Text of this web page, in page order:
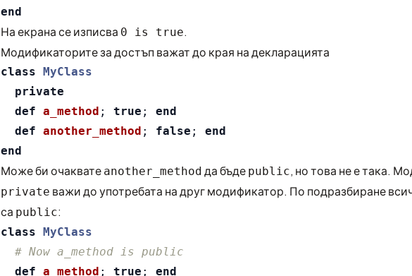
end
На екрана се изписва 0 is true.
Модификаторите за достъп важат до края на декларацията
class MyClass
private
def a_method ; true ;
end
def another_method ; false ;
end
end
Може би очаквате another_method да бъде public, но това не е така.
private важи до употребата на друг модификатор. По подразбиране
са public:
class MyClass
# Now a_method is public
def a_method ; true ; end